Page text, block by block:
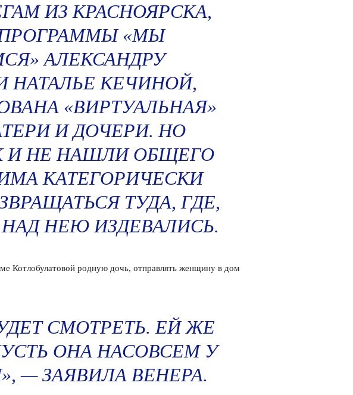
ИЗ КРАСНОЯРСКА,
«МЫ
АЛЕКСАНДРУ
НАТАЛЬЕ КЕЧИНОЙ,
«ВИРТУАЛЬНАЯ»
И ДОЧЕРИ. НО
НЕ НАШЛИ ОБЩЕГО
КАТЕГОРИЧЕСКИ
ТУДА, ГДЕ,
НЕЮ ИЗДЕВАЛИСЬ.
Котлобулатовой родную дочь, отправлять женщину в дом
СМОТРЕТЬ. ЕЙ ЖЕ
ОНА НАСОВСЕМ У
— ЗАЯВИЛА ВЕНЕРА.